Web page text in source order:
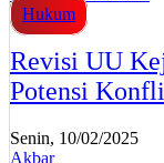
Hukum
Revisi UU
Potensi
Senin, 10/02/2025
Akbar